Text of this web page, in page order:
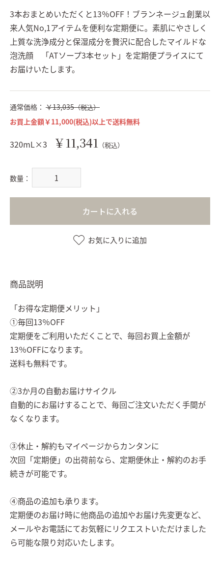
3本おまとめいただくと13％OFF！ブランネージュ創業以
来人気No,1アイテムを便利な定期便に。素肌にやさしく
上質な洗浄成分と保湿成分を贅沢に配合したマイルドな
泡洗顔 「ATソープ3本セット」を定期便プライスにて
お届けいたします。
通常価格： ￥13,035（税込）
お買上金額￥11,000(税込)以上で送料無料
320mL×3 ￥11,341 （税込）
数量：
カートに入れる
お気に入りに追加
商品説明
「お得な定期便メリット」
①毎回13％OFF
定期便をご利用いただくことで、毎回お買上金額が
13％OFFになります。
送料も無料です。
②3か月の自動お届けサイクル
自動的にお届けすることで、毎回ご注文いただく手間が
なくなります。
③休止・解約もマイページからカンタンに
次回「定期便」の出荷前なら、定期便休止・解約のお手
続きが可能です。
④商品の追加も承ります。
定期便のお届け時に他商品の追加やお届け先変更など、
メールやお電話にてお気軽にリクエストいただけました
ら可能な限り対応いたします。